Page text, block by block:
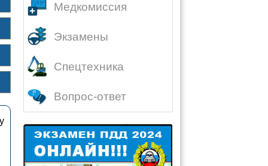
Медкомиссия
Экзамены
Спецтехника
Вопрос-ответ